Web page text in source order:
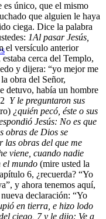
único, que el mismo
que alguien le haya
ciega. Dice la palabra
1Al pasar Jesús,
el versículo anterior
cerca del Templo,
y dijera: “yo mejor me
obra del Señor,
detuvo, había un hombre
2 Y le preguntaron sus
¿quién pecó, éste o sus
Jesús: No es que
obras de Dios se
las obras del que me
viene, cuando nadie
el mundo (mire usted la
6, ¿recuerda? “Yo
y ahora tenemos aquí,
declaración: “Yo
en tierra, e hizo lodo
ciego, 7y le dijo: Ve a